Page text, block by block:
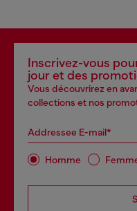
Inscrivez-vous
jour et des
Vous découvrirez en
collections et nos
Addressee E-mail*
Homme